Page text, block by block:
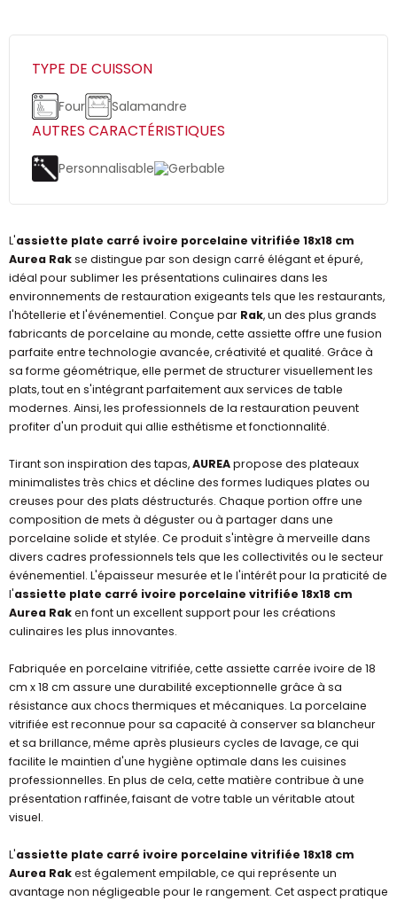
TYPE DE CUISSON
Four Salamandre
AUTRES CARACTÉRISTIQUES
Personnalisable Gerbable
L'assiette plate carré ivoire porcelaine vitrifiée 18x18 cm
Aurea Rakse distingue par son design carré élégant et épuré,
idéal pour sublimer les présentations culinaires dans les
environnements de restauration exigeants tels que les restaurants,
l'hôtellerie et l'événementiel. Conçue par Rak, un des plus grands
fabricants de porcelaine au monde, cette assiette offre une fusion
parfaite entre technologie avancée, créativité et qualité. Grâce à
sa forme géométrique, elle permet de structurer visuellement les
plats, tout en s'intégrant parfaitement aux services de table
modernes. Ainsi, les professionnels de la restauration peuvent
profiter d'un produit qui allie esthétisme et fonctionnalité.
Tirant son inspiration des tapas,AUREApropose des plateaux
minimalistes très chics et décline des formes ludiques plates ou
creuses pour des plats déstructurés. Chaque portion offre une
composition de mets à déguster ou à partager dans une
porcelaine solide et stylée. Ce produit s'intègre à merveille dans
divers cadres professionnels tels que les collectivités ou le secteur
événementiel. L'épaisseur mesurée et le l'intérêt pour la praticité de
l'assiette plate carré ivoire porcelaine vitrifiée 18x18 cm
Aurea Raken font un excellent support pour les créations
culinaires les plus innovantes.
Fabriquée en porcelaine vitrifiée, cette assiette carrée ivoire de 18
cm x 18 cm assure une durabilité exceptionnelle grâce à sa
résistance aux chocs thermiques et mécaniques. La porcelaine
vitrifiée est reconnue pour sa capacité à conserver sa blancheur
et sa brillance, même après plusieurs cycles de lavage, ce qui
facilite le maintien d'une hygiène optimale dans les cuisines
professionnelles. En plus de cela, cette matière contribue à une
présentation raffinée, faisant de votre table un véritable atout
visuel.
L'assiette plate carré ivoire porcelaine vitrifiée 18x18 cm
Aurea Rakest également empilable, ce qui représente un
avantage non négligeable pour le rangement. Cet aspect pratique